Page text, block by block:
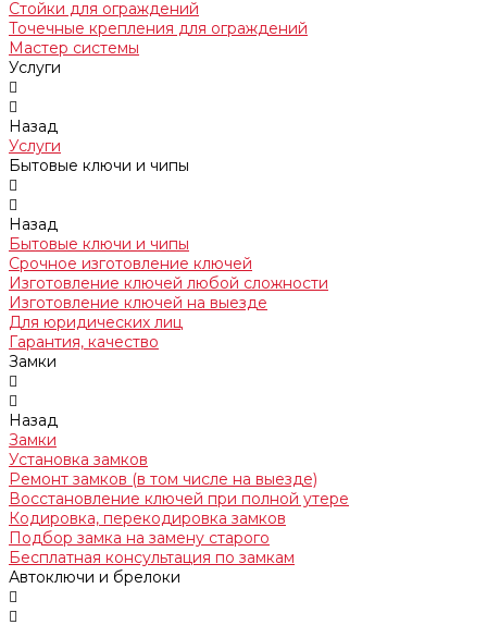
Стойки для ограждений
Точечные крепления для ограждений
Мастер системы
Услуги
Назад
Услуги
Бытовые ключи и чипы
Назад
Бытовые ключи и чипы
Срочное изготовление ключей
Изготовление ключей любой сложности
Изготовление ключей на выезде
Для юридических лиц
Гарантия, качество
Замки
Назад
Замки
Установка замков
Ремонт замков (в том числе на выезде)
Восстановление ключей при полной утере
Кодировка, перекодировка замков
Подбор замка на замену старого
Бесплатная консультация по замкам
Автоключи и брелоки